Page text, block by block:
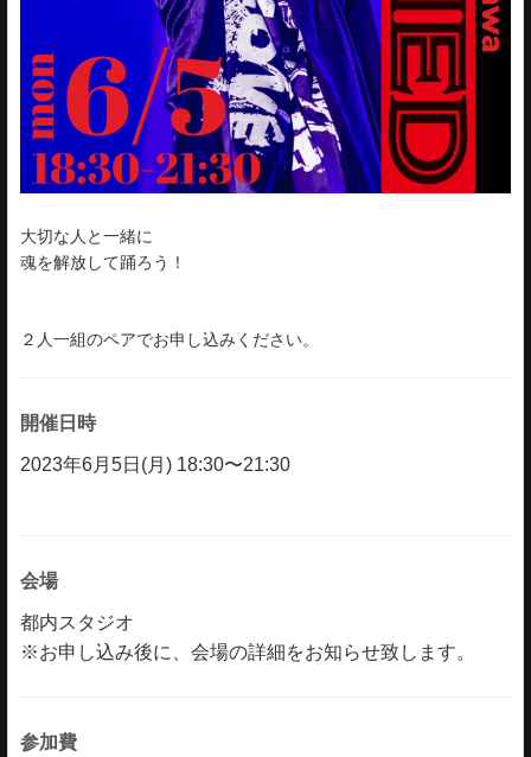
大切な人と一緒に
魂を解放して踊ろう！
２人一組のペアでお申し込みください。
開催日時
2023年6月5日(月) 18:30〜21:30
会場
都内スタジオ
※お申し込み後に、会場の詳細をお知らせ致します。
参加費